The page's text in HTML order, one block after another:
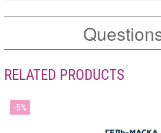
ежедневном использовании
месяца. Одновременно применяю
лица в голубой тубе. Пока готовлю
свежее. Рекомендую!
RELATED PRODUCTS
5